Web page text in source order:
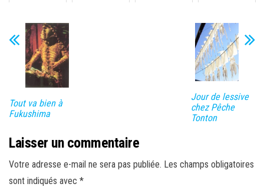
Tout va bien à
Fukushima
Jour de lessive
chez Pêche
Tonton
Laisser un commentaire
Votre adresse e-mail ne sera pas publiée. Les champs obligatoires
sont indiqués avec *